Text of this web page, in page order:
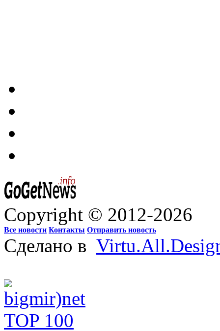
Copyright © 2012-2026
Все новости Контакты Отправить новость
Сделано в